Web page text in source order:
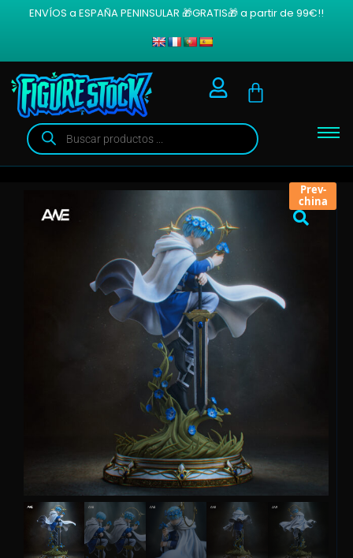
ENVÍOS a ESPAÑA PENINSULAR 🎁GRATIS🎁 a partir de 99€!!
Prev-
china